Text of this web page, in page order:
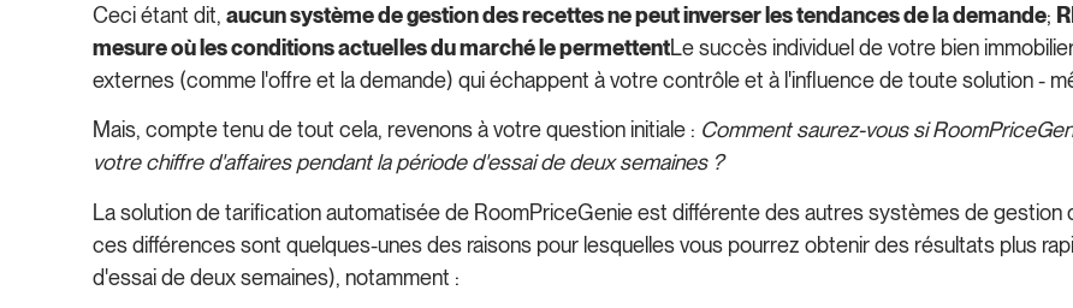
Ceci étant dit,aucun système de gestion des recettes ne peut inverser les tendances de la demande;
mesure où les conditions actuelles du marché le permettentLe succès individuel de votre bien
externes (comme l'offre et la demande) qui échappent à votre contrôle et à l'influence de toute solution -
Mais, compte tenu de tout cela, revenons à votre question initiale : Comment saurez-vous si
votre chiffre d'affaires pendant la période d'essai de deux semaines ?
La solution de tarification automatisée de RoomPriceGenie est différente des autres systèmes de
ces différences sont quelques-unes des raisons pour lesquelles vous pourrez obtenir des résultats plus
d'essai de deux semaines), notamment :